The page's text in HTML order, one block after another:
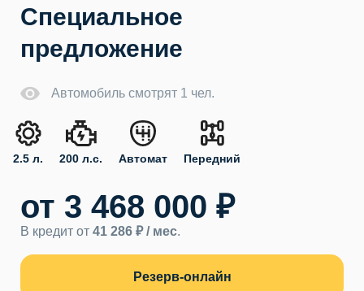
Специальное
предложение
Автомобиль смотрят 1 чел.
2.5 л. 200 л.с. Автомат Передний
от 3 468 000 ₽
В кредит от 41 286 ₽ / мес.
Резерв-онлайн